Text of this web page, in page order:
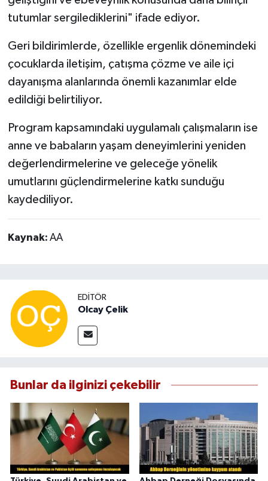
tutumlar sergilediklerini" ifade ediyor.
Geri bildirimlerde, özellikle ergenlik dönemindeki
çocuklarda iletişim, çatışma çözme ve aile içi
dayanışma alanlarında önemli kazanımlar elde
edildiği belirtiliyor.
Program kapsamındaki uygulamalı çalışmaların ise
anne ve babaların yaşam deneyimlerini yeniden
değerlendirmelerine ve geleceğe yönelik
umutlarını güçlendirmelerine katkı sunduğu
kaydediliyor.
Kaynak: AA
EDITÖR
Olcay Çelik
Bunlar da ilginizi çekebilir